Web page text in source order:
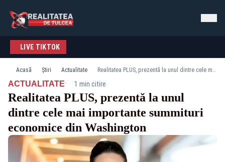
LIVE TIKTOK
Acasă Știri Actualitate Realitatea PLUS, prezentă la unul dintre cele mai importante summituri economice din Washington
ACTUALITATE· 1 min citire
Realitatea PLUS, prezentă la unul
dintre cele mai importante summituri
economice din Washington